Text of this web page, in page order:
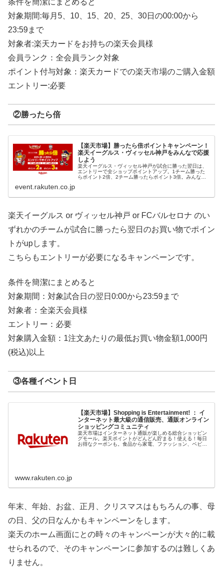
対象期間:毎月5、10、15、20、25、30日の00:00から
23:59まで
対象者:楽天カードをお持ちの楽天会員様
会員ランク：全会員ランク対象
ポイント付与対象：楽天カードでの楽天市場のご購入金額
エントリー:必要
②勝ったら倍
【楽天市場】勝ったら倍ポイントキャンペーン！
楽天イーグルス・ヴィッセル神戸をみんなで応援
しよう
楽天イーグルス・ヴィッセル神戸が試合に勝った翌日は、
エントリーで全ショップポイントアップ。1チーム勝った
らポイント2倍、2チーム勝ったらポイント3倍。みんなで
event.rakuten.co.jp
楽天イーグルス or ヴィッセル神戸 or FCバルセロナ のい
ずれかのチームが試合に勝ったら翌日のお買い物でポイン
トがupします。
こちらもエントリーが必要になるキャンペーンです。
条件を簡潔にまとめると
対象期間：対象試合日の翌日0:00から23:59まで
対象者：全楽天会員様
エントリー：必要
対象購入金額：1注文あたりの最低お買い物金額1,000円
(税込)以上
③各種イベント日
【楽天市場】Shopping is Entertainment! ： イ
ンターネット最大級の通信販売、通販オンライン
ショッピングコミュニティ
楽天市場はインターネット通販が楽しめる総合ショッピン
グモール。楽天ポイントがどんどん貯まる！使える！毎日
お得なクーポンも。食品から家電、ファッション、ベビー
www.rakuten.co.jp
年末、年始、お盆、正月、クリスマスはもちろんの事、母
の日、父の日なんかもキャンペーンをします。
楽天のホーム画面にとの時々のキャンペーンが大々的に載
せられるので、そのキャンペーンに参加するのは難しくあ
りません。